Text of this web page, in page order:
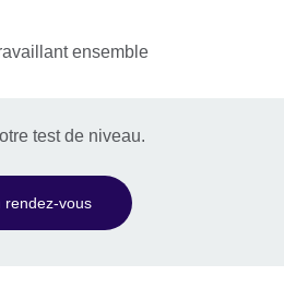
test de niveau.
rendez-vous